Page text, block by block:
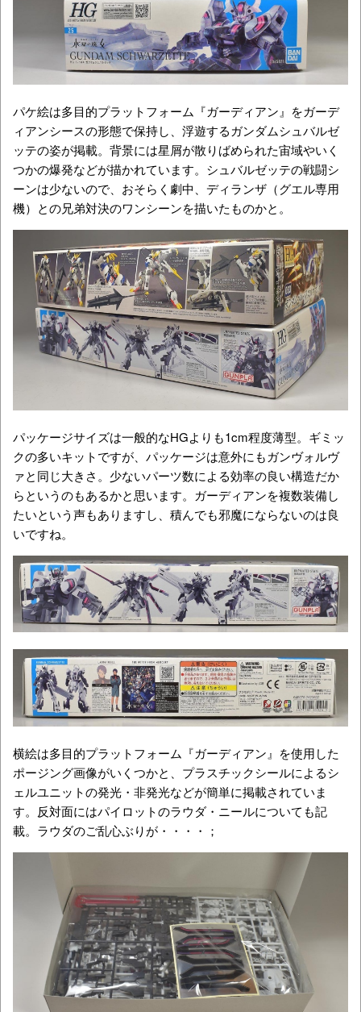
パケ絵は多目的プラットフォーム『ガーディアン』をガーデ
ィアンシースの形態で保持し、浮遊するガンダムシュバルゼ
ッテの姿が掲載。背景には星屑が散りばめられた宙域やいく
つかの爆発などが描かれています。シュバルゼッテの戦闘シ
ーンは少ないので、おそらく劇中、ディランザ（グエル専用
機）との兄弟対決のワンシーンを描いたものかと。
パッケージサイズは一般的なHGよりも1cm程度薄型。ギミッ
クの多いキットですが、パッケージは意外にもガンヴォルヴ
ァと同じ大きさ。少ないパーツ数による効率の良い構造だか
らというのもあるかと思います。ガーディアンを複数装備し
たいという声もありますし、積んでも邪魔にならないのは良
いですね。
横絵は多目的プラットフォーム『ガーディアン』を使用した
ポージング画像がいくつかと、プラスチックシールによるシ
ェルユニットの発光・非発光などが簡単に掲載されていま
す。反対面にはパイロットのラウダ・ニールについても記
載。ラウダのご乱心ぶりが・・・・；